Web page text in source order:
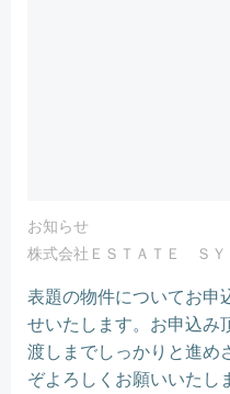
お知らせ
株式会社ＥＳＴＡＴＥ ＳＹ
表題の物件についてお申
せいたします。お申込み
渡しまでしっかりと進め
ぞよろしくお願いいたし